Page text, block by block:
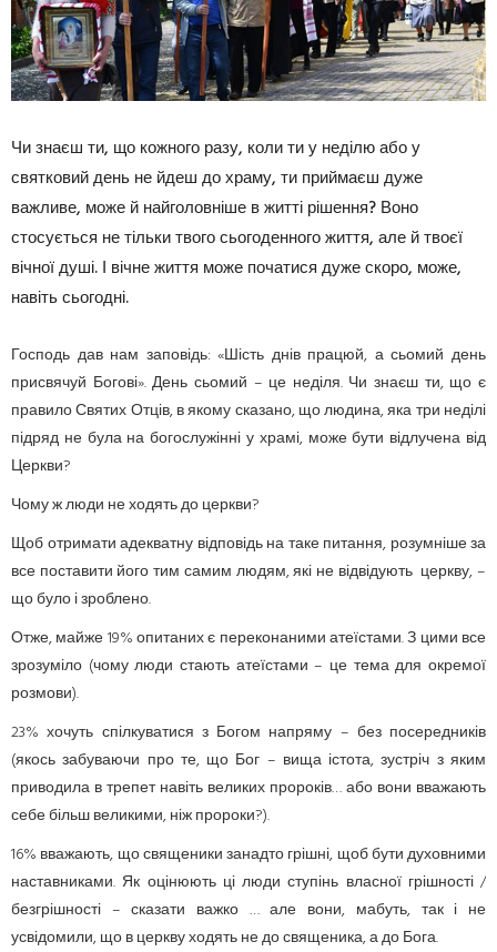
Чи знаєш ти, що кожного разу, коли ти у неділю або у
святковий день не йдеш до храму, ти приймаєш дуже
важливе, може й найголовніше в житті рішення? Воно
стосується не тільки твого сьогоденного життя, але й твоєї
вічної душі. І вічне життя може початися дуже скоро, може,
навіть сьогодні.
Господь дав нам заповідь: «Шість днів працюй, а сьомий день
присвячуй Богові». День сьомий – це неділя. Чи знаєш ти, що є
правило Святих Отців, в якому сказано, що людина, яка три неділі
підряд не була на богослужінні у храмі, може бути відлучена від
Церкви?
Чому ж люди не ходять до церкви?
Щоб отримати адекватну відповідь на таке питання, розумніше за
все поставити його тим самим людям, які не відвідують церкву, –
що було і зроблено.
Отже, майже 19% опитаних є переконаними атеїстами. З цими все
зрозуміло (чому люди стають атеїстами – це тема для окремої
розмови).
23% хочуть спілкуватися з Богом напряму – без посередників
(якось забуваючи про те, що Бог – вища істота, зустріч з яким
приводила в трепет навіть великих пророків… або вони вважають
себе більш великими, ніж пророки?).
16% вважають, що священики занадто грішні, щоб бути духовними
наставниками. Як оцінюють ці люди ступінь власної грішності /
безгрішності – сказати важко … але вони, мабуть, так і не
усвідомили, що в церкву ходять не до священика, а до Бога.